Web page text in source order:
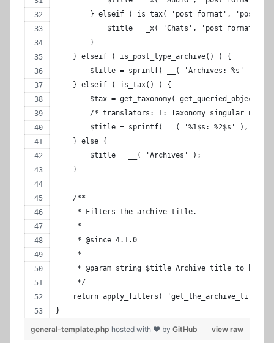
} elseif ( is_tax( 'post_format', 'post-
$title = _x( 'Chats', 'post format
        }
    } elseif ( is_post_type_archive() ) {
$title = sprintf( __( 'Archives: %s' ),
    } elseif ( is_tax() ) {
$tax = get_taxonomy( get_queried_object()-
/* translators: 1: Taxonomy singular name,
$title = sprintf( __( '%1$s: %2$s' ),
    } else {
        $title = __( 'Archives' );
    }
    /**
     * Filters the archive title.
     *
     * @since 4.1.0
     *
* @param string $title Archive title to be
     */
return apply_filters( 'get_the_archive_title',
}
view raw
general-template.php hosted with ❤ by GitHub